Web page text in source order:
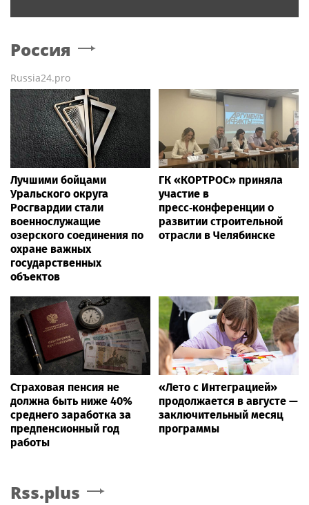
Россия
Russia24.pro
Лучшими бойцами
Уральского округа
Росгвардии стали
военнослужащие
озерского соединения по
охране важных
государственных
объектов
ГК «КОРТРОС» приняла
участие в
пресс‑конференции о
развитии строительной
отрасли в Челябинске
Страховая пенсия не
должна быть ниже 40%
среднего заработка за
предпенсионный год
работы
«Лето с Интеграцией»
продолжается в августе —
заключительный месяц
программы
Rss.plus